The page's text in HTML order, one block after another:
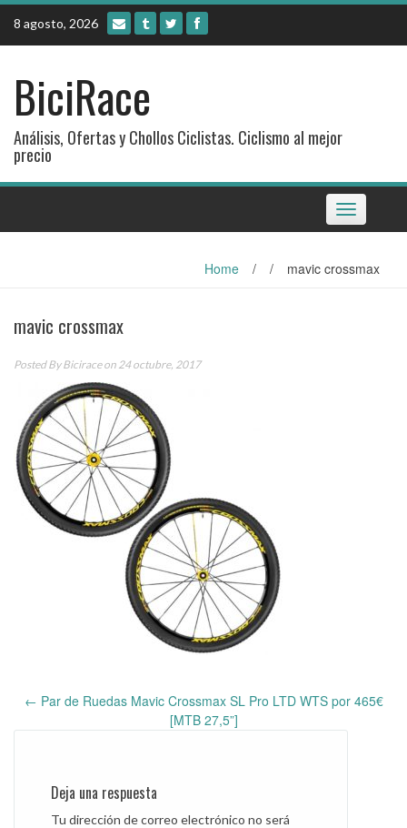
Skip
content
8 agosto, 2026
BiciRace
Análisis, Ofertas y Chollos Ciclistas. Ciclismo al mejor
precio
Toggle
navigation
Home / / mavic crossmax
mavic crossmax
Posted ByBiciraceon 24 octubre, 2017
navigation
← Par de Ruedas Mavic Crossmax SL Pro LTD WTS por 465€
[MTB 27,5”]
Deja una respuesta
Tu dirección de correo electrónico no será